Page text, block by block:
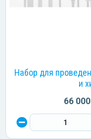
Набор для
и
66